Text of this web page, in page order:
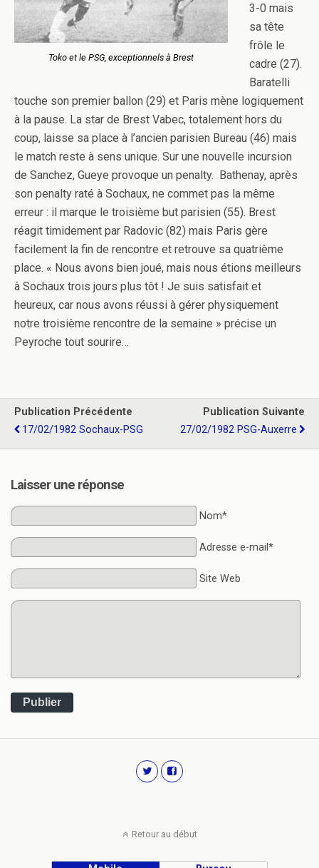
Toko et le PSG, exceptionnels à Brest
3-0 mais
sa tête
frôle le
cadre (27).
Baratelli
touche son premier ballon (29) et Paris mène logiquement
à la pause. La star de Brest Vabec, totalement hors du
coup, laisse sa place à l’ancien parisien Bureau (46) mais
le match reste à sens unique. Sur une nouvelle incursion
de Sanchez, Gueye provoque un penalty. Bathenay, après
son penalty raté à Sochaux, ne commet pas la même
erreur : il marque le troisième but parisien (55). Brest
réagit timidement par Radovic (82) mais Paris gère
facilement la fin de rencontre et retrouve sa quatrième
place. « Nous avons bien joué, mais nous étions meilleurs
à Sochaux trois jours plus tôt ! Je suis satisfait et
heureux, car nous avons réussi à gérer physiquement
notre troisième rencontre de la semaine » précise un
Peyroche tout sourire…
Publication Précédente
17/02/1982 Sochaux-PSG
Publication Suivante
27/02/1982 PSG-Auxerre
Laisser une réponse
Nom*
Adresse e-mail*
Site Web
Publier
Retour au début